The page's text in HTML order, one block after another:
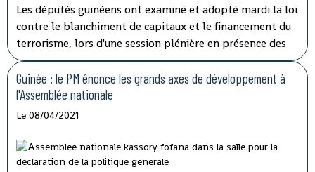
Les députés guinéens ont examiné et adopté mardi la loi
contre le blanchiment de capitaux et le financement du
terrorisme, lors d'une session plénière en présence des
membres du gouvernement.
Guinée : le PM énonce les grands axes de développement à
l'Assemblée nationale
Le 08/04/2021